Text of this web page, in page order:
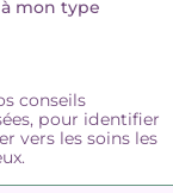
mon type
conseils
pour identifier
vers les soins les